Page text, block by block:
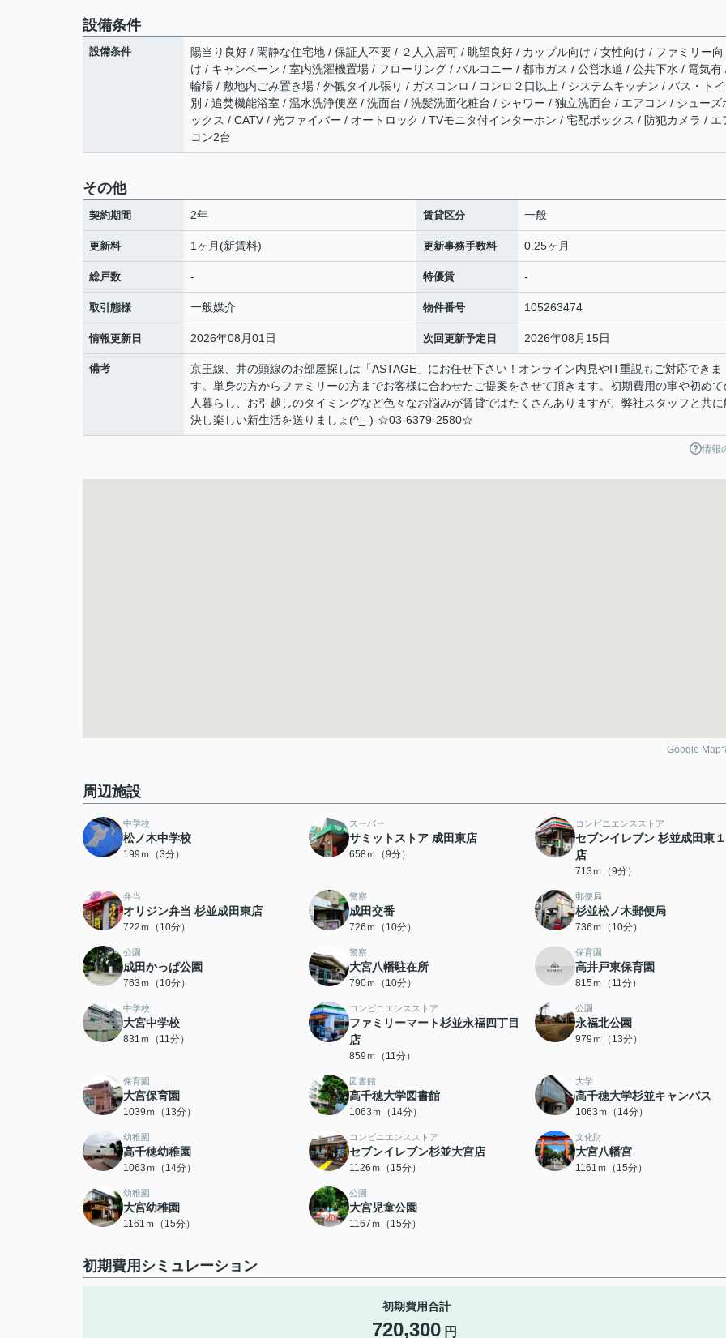
設備条件
設備条件
陽当り良好 / 閑静な住宅地 / 保証人不要 / ２人入居可 / 眺望良好 / カップル向け / 女性向け / ファミリー向
け / キャンペーン / 室内洗濯機置場 / フローリング / バルコニー / 都市ガス / 公営水道 / 公共下水 / 電気有
輪場 / 敷地内ごみ置き場 / 外観タイル張り / ガスコンロ / コンロ２口以上 / システムキッチン / バス・ト
別 / 追焚機能浴室 / 温水洗浄便座 / 洗面台 / 洗髪洗面化粧台 / シャワー / 独立洗面台 / エアコン / シューズ
ックス / CATV / 光ファイバー / オートロック / TVモニタ付インターホン / 宅配ボックス / 防犯カメラ / エ
コン2台
その他
契約期間 2年 賃貸区分 一般
更新料 1ヶ月(新賃料) 更新事務手数料 0.25ヶ月
総戸数 - 特優賃 -
取引態様 一般媒介 物件番号 105263474
情報更新日 2026年08月01日 次回更新予定日 2026年08月15日
備考
京王線、井の頭線のお部屋探しは「ASTAGE」にお任せ下さい！オンライン内見やIT重説もご対応できま
す。単身の方からファミリーの方までお客様に合わせたご提案をさせて頂きます。初期費用の事や初めて
人暮らし、お引越しのタイミングなど色々なお悩みが賃貸ではたくさんありますが、弊社スタッフと共に
決し楽しい新生活を送りましょ(^_-)-☆03-6379-2580☆
情報
Google Map
周辺施設
中学校
松ノ木中学校
199ｍ（3分）
スーパー
サミットストア 成田東店
658ｍ（9分）
コンビニエンスストア
セブンイレブン 杉並成田東
店
713ｍ（9分）
弁当
オリジン弁当 杉並成田東店
722ｍ（10分）
警察
成田交番
726ｍ（10分）
郵便局
杉並松ノ木郵便局
736ｍ（10分）
公園
成田かっぱ公園
763ｍ（10分）
警察
大宮八幡駐在所
790ｍ（10分）
保育園
高井戸東保育園
815ｍ（11分）
中学校
大宮中学校
831ｍ（11分）
コンビニエンスストア
ファミリーマート杉並永福四丁目
店
859ｍ（11分）
公園
永福北公園
979ｍ（13分）
保育園
大宮保育園
1039ｍ（13分）
図書館
高千穂大学図書館
1063ｍ（14分）
大学
高千穂大学杉並キャンパス
1063ｍ（14分）
幼稚園
高千穂幼稚園
1063ｍ（14分）
コンビニエンスストア
セブンイレブン杉並大宮店
1126ｍ（15分）
文化財
大宮八幡宮
1161ｍ（15分）
幼稚園
大宮幼稚園
1161ｍ（15分）
公園
大宮児童公園
1167ｍ（15分）
初期費用シミュレーション
初期費用合計
720,300 円